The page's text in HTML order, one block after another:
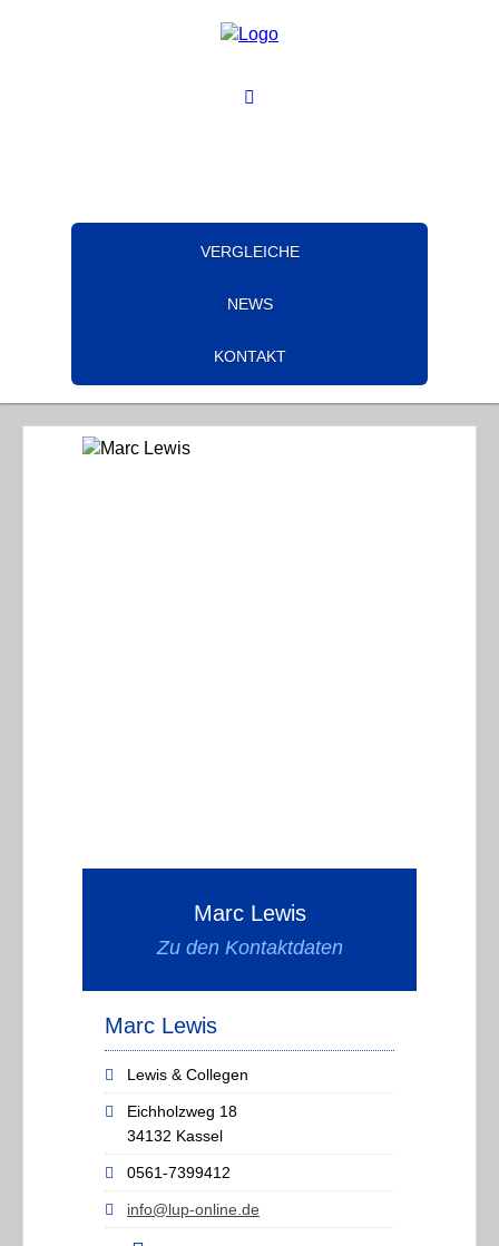
VERGLEICHE
NEWS
KONTAKT
Marc Lewis
Zu den Kontaktdaten
Marc Lewis
Lewis & Collegen
Eichholzweg 18
34132 Kassel
0561-7399412
info@lup-online.de